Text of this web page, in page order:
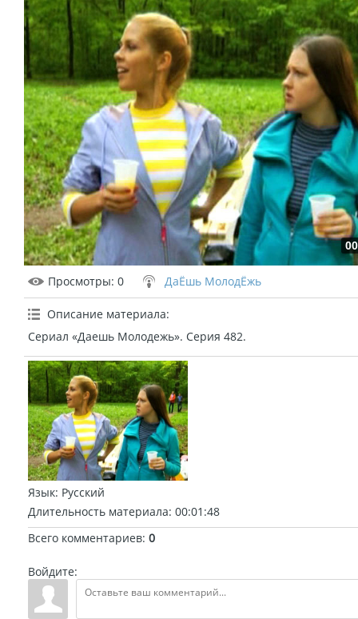
Просмотры: 0 ДаЁшь МолодЁжь
Описание материала:
Сериал «Даешь Молодежь». Серия 482.
Язык: Русский
Длительность материала: 00:01:48
Всего комментариев: 0
Войдите: